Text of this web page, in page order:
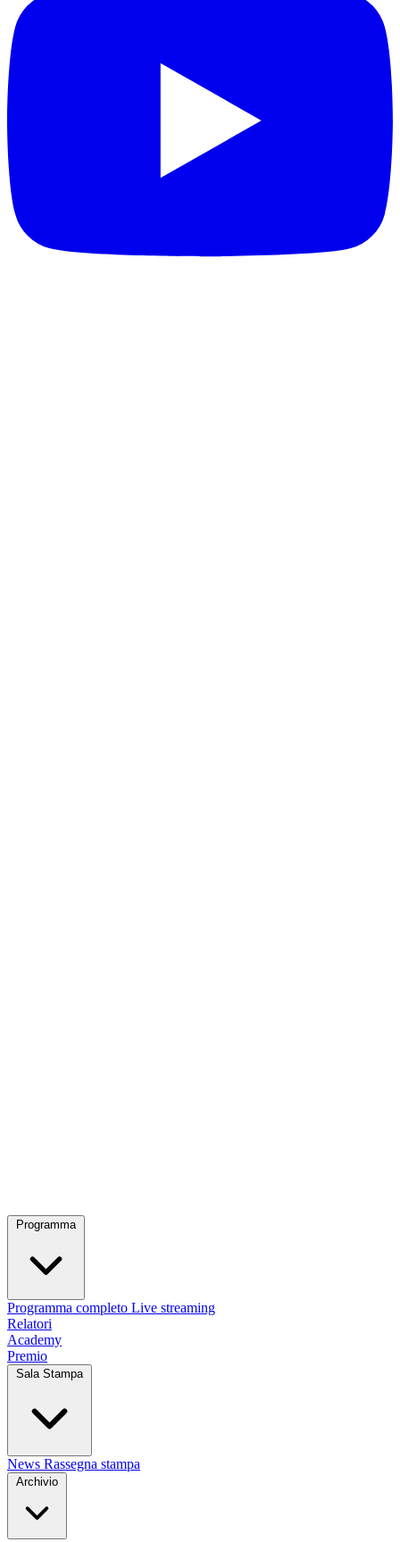
Programma
Programma completo Live streaming
Relatori
Academy
Premio
Sala Stampa
News Rassegna stampa
Archivio